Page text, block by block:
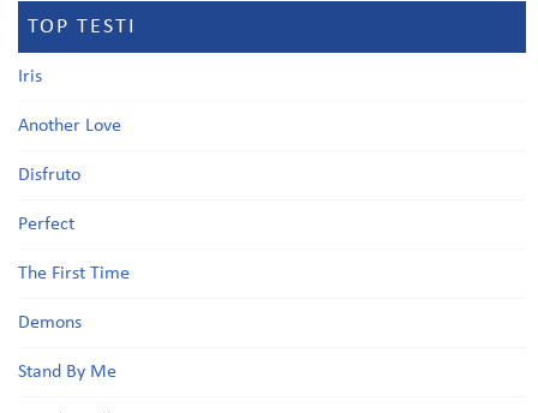
TOP TESTI
Iris
Another Love
Disfruto
Perfect
The First Time
Demons
Stand By Me